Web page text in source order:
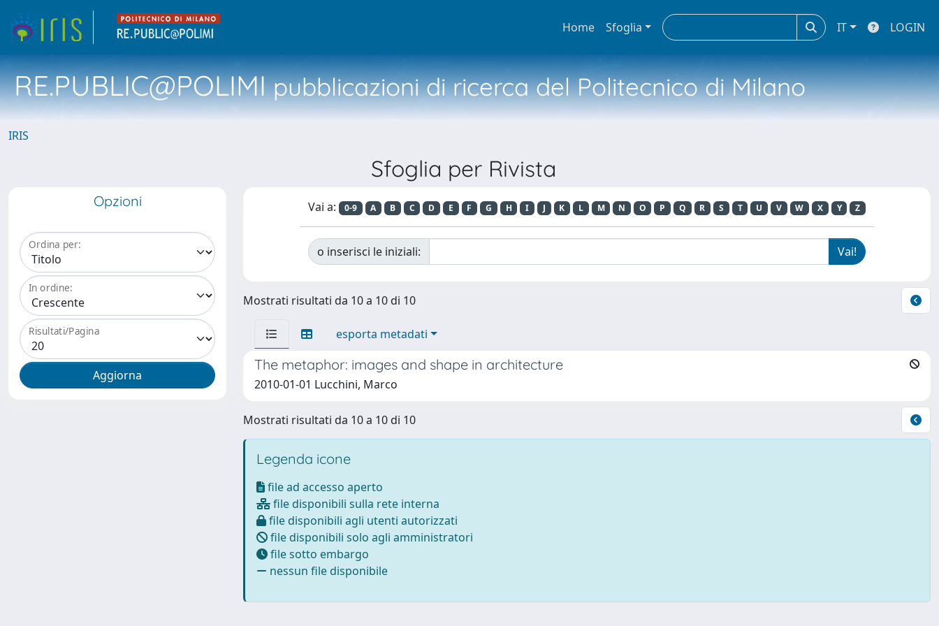
Home Sfoglia IT LOGIN
RE.PUBLIC@POLIMIpubblicazioni di ricerca del Politecnico di Milano
IRIS
Sfoglia per Rivista
Opzioni
Ordina per:
In ordine:
Risultati/Pagina
Vai a: 0-9 A B C D E F G H I J K L M N O P Q R S T U V W X Y Z
o inserisci le iniziali:
Mostrati risultati da 10 a 10 di 10
esporta metadati
The metaphor: images and shape in architecture
2010-01-01 Lucchini, Marco
Mostrati risultati da 10 a 10 di 10
Legenda icone
file ad accesso aperto
file disponibili sulla rete interna
file disponibili agli utenti autorizzati
file disponibili solo agli amministratori
file sotto embargo
nessun file disponibile